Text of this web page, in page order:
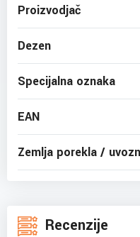
Proizvodjač
Dezen
Specijalna oznaka
EAN
Zemlja porekla /
Recenzije